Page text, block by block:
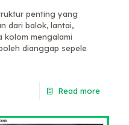
penting yang
dari balok, lantai,
kolom mengalami
dianggap sepele
Read more